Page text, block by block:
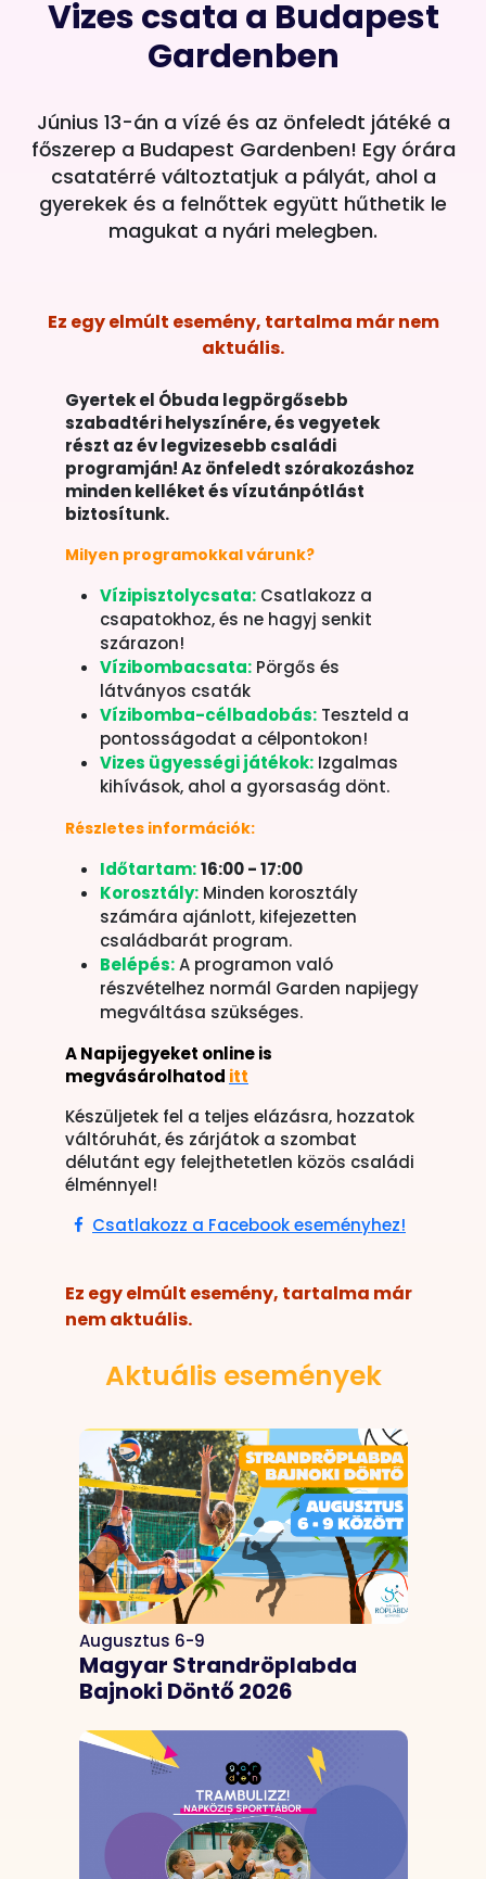
Vizes csata a Budapest
Gardenben
Június 13-án a vízé és az önfeledt játéké a
főszerep a Budapest Gardenben! Egy órára
csatatérré változtatjuk a pályát, ahol a
gyerekek és a felnőttek együtt hűthetik le
magukat a nyári melegben.
Ez egy elmúlt esemény, tartalma már nem
aktuális.
Gyertek el Óbuda legpörgősebb
szabadtéri helyszínére, és vegyetek
részt az év legvizesebb családi
programján! Az önfeledt szórakozáshoz
minden kelléket és vízutánpótlást
biztosítunk.
Milyen programokkal várunk?
Vízipisztolycsata: Csatlakozz a
csapatokhoz, és ne hagyj senkit
szárazon!
Vízibombacsata: Pörgős és
látványos csaták
Vízibomba-célbadobás: Teszteld a
pontosságodat a célpontokon!
Vizes ügyességi játékok: Izgalmas
kihívások, ahol a gyorsaság dönt.
Részletes információk:
Időtartam:16:00 - 17:00
Korosztály: Minden korosztály
számára ajánlott, kifejezetten
családbarát program.
Belépés:A programon való
részvételhez normál Garden napijegy
megváltása szükséges.
A Napijegyeket online is
megvásárolhatod itt
Készüljetek fel a teljes elázásra, hozzatok
váltóruhát, és zárjátok a szombat
délutánt egy felejthetetlen közös családi
élménnyel!
Csatlakozz a Facebook eseményhez!
Ez egy elmúlt esemény, tartalma már
nem aktuális.
Aktuális események
Augusztus 6-9
Magyar Strandröplabda
Bajnoki Döntő 2026